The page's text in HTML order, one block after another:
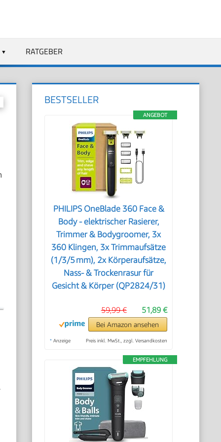
RATGEBER
BESTSELLER
ANGEBOT
PHILIPS OneBlade 360 Face &
Body - elektrischer Rasierer,
Trimmer & Bodygroomer, 3x
360 Klingen, 3x Trimmaufsätze
(1/3/5 mm), 2x Körperaufsätze,
Nass- & Trockenrasur für
Gesicht & Körper (QP2824/31)
51,89 €
59,99 €
Bei Amazon ansehen
* Anzeige Preis inkl. MwSt., zzgl. Versandkosten
EMPFEHLUNG